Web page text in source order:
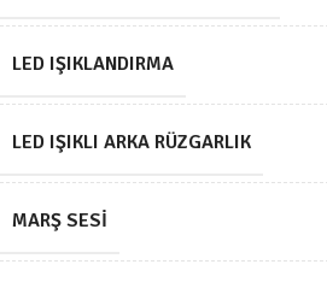
LED IŞIKLANDIRMA
LED IŞIKLI ARKA RÜZGARLIK
MARŞ SESI